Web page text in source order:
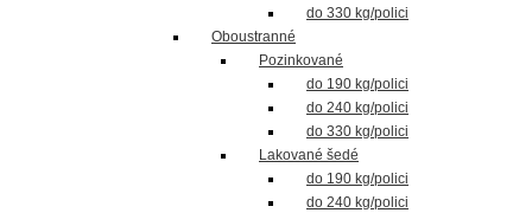
do 330 kg/polici
Oboustranné
Pozinkované
do 190 kg/polici
do 240 kg/polici
do 330 kg/polici
Lakované šedé
do 190 kg/polici
do 240 kg/polici